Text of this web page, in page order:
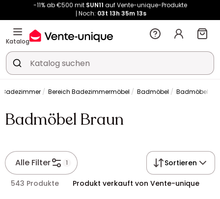
Noch:03t13h35m 12s
Kauf-unique wird zu Vente-unique - Gleicher Shop, neuer Name!
-11% ab €500 mit auf Vente-unique-Produkte
Noch:03t13h
Katalog
Badezimmer Bereich Badezimmermöbel Badmöbel Badmöbel
Badmöbel Braun
Alle Filter 1 Sortieren
543 Produkte Produkt verkauft von Vente-unique